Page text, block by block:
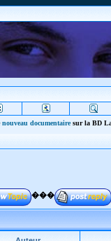
nouveau documentairesur la BD
���